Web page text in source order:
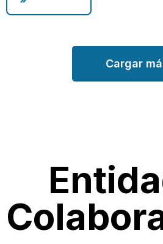
Cargar